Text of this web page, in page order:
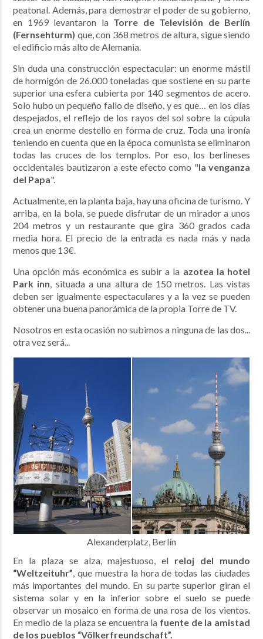
peatonal. Además, para demostrar el poder de su gobierno,
en 1969 levantaron la Torre de Televisión de Berlín
(Fernsehturm) que, con 368 metros de altura, sigue siendo
el edificio más alto de Alemania.
Sin duda una construcción espectacular: un enorme mástil
de hormigón de 26.000 toneladas que sostiene en su parte
superior una esfera cubierta por 140 segmentos de acero.
Solo hubo un pequeño fallo de diseño, y es que… en los días
despejados, el reflejo de los rayos del sol sobre la cúpula
crea un enorme destello en forma de cruz. Toda una ironía
teniendo en cuenta que en la época comunista se eliminaron
todas las cruces de los templos. Por eso, los berlineses
occidentales bautizaron a este efecto como "la venganza
del Papa".
Actualmente, en la planta baja, hay una oficina de turismo. Y
arriba, en la bola, se puede disfrutar de un mirador a unos
204 metros y un restaurante que gira 360 grados cada
media hora. El precio de la entrada es nada más y nada
menos que 13€.
Una opción más económica es subir a la azotea la hotel
Park inn, situada a una altura de 150 metros. Las vistas
deben ser igualmente espectaculares y a la vez se pueden
obtener una buena panorámica de la propia Torre de TV.
Nosotros en esta ocasión no subimos a ninguna de las dos...
otra vez será...
Alexanderplatz, Berlín
En la plaza se alza, majestuoso, el reloj del mundo
“Weltzeituhr”, que muestra la hora de todas las ciudades
más importantes del mundo. En su parte superior giran el
sistema solar y en la inferior sobre el suelo se puede
observar un mosaico en forma de una rosa de los vientos.
En medio de la plaza se encuentra la fuente de la amistad
de los pueblos “Völkerfreundschaft”.